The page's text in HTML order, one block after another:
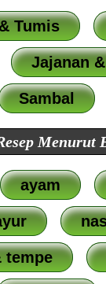
Tumis
Jajanan
Sambal
Menurut
ayam
tempe